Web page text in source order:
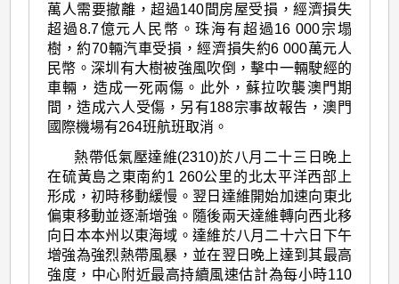
萬人需要撤離，超過140間房屋受損，經濟損失
超過8.7億元人民幣。珠海有超過16 000宗塌
樹，約70輛汽車受損，經濟損失約6 000萬元人
民幣。深圳有大樹被強風吹倒，擊中一輛駛經的
車輛，造成一死兩傷。此外，蘇拉吹襲澳門期
間，造成六人受傷，另有188宗事故報告，澳門
國際機場有264班航班取消。
熱帶低氣壓達維(2310)於八月二十三日晚上
在硫黃島之東南約1 260公里的北太平洋西部上
形成，初時移動緩慢。翌日達維開始加速向東北
偏東移動並逐漸增強。隨後兩天達維轉向西北移
向日本本州以東海域。達維於八月二十六日下午
增強為強烈熱帶風暴，並在翌日晚上達到其最高
強度，中心附近最高持續風速估計為每小時110